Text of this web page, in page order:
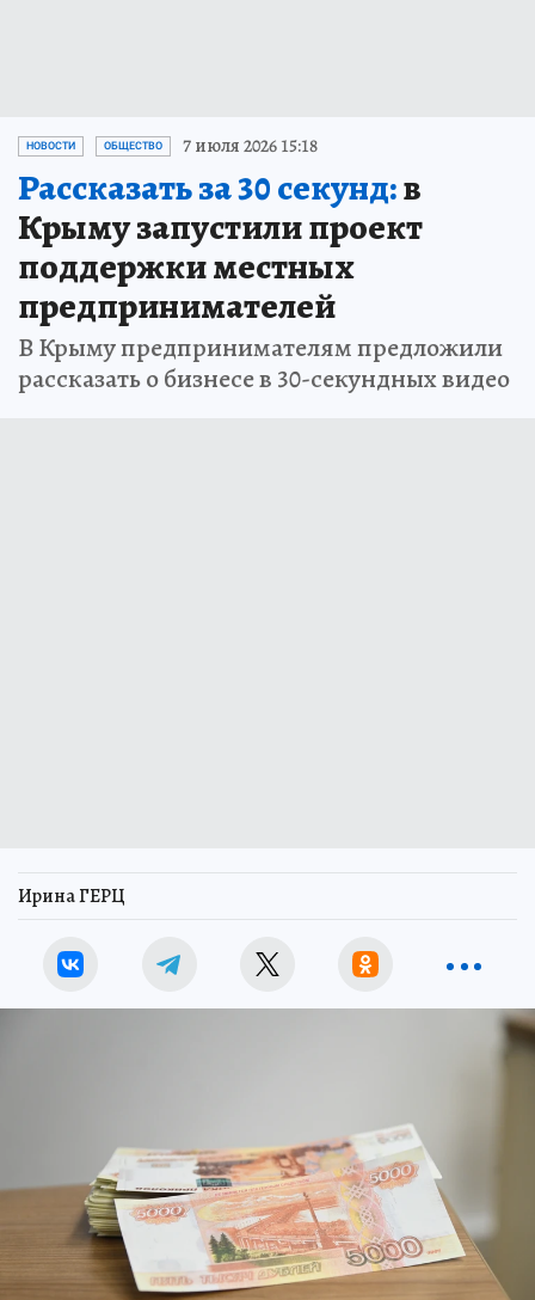
НОВОСТИ ОБЩЕСТВО 7 июля 2026 15:18
Рассказать за 30 секунд:в
Крыму запустили проект
поддержки местных
предпринимателей
В Крыму предпринимателям предложили
рассказать о бизнесе в 30-секундных видео
Ирина ГЕРЦ